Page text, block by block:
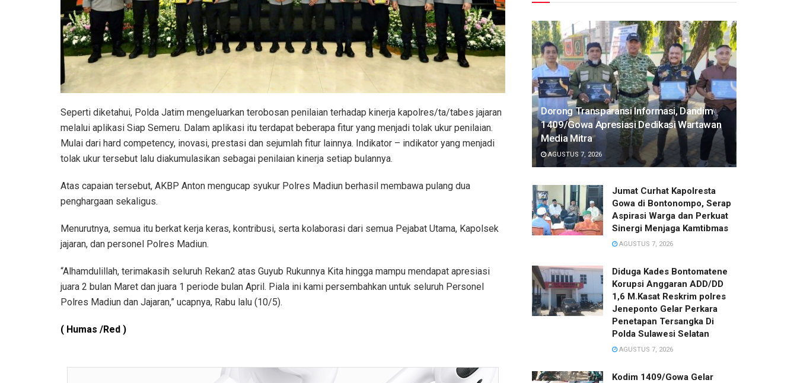
Seperti diketahui, Polda Jatim mengeluarkan terobosan penilaian terhadap kinerja kapolres/ta/tabes jajaran
melalui aplikasi Siap Semeru. Dalam aplikasi itu terdapat beberapa fitur yang menjadi tolak ukur penilaian.
Mulai dari hard competency, inovasi, prestasi dan sejumlah fitur lainnya. Indikator – indikator yang menjadi
tolak ukur tersebut lalu diakumulasikan sebagai penilaian kinerja setiap bulannya.
Atas capaian tersebut, AKBP Anton mengucap syukur Polres Madiun berhasil membawa pulang dua
penghargaan sekaligus.
Menurutnya, semua itu berkat kerja keras, kontribusi, serta kolaborasi dari semua Pejabat Utama, Kapolsek
jajaran, dan personel Polres Madiun.
“Alhamdulillah, terimakasih seluruh Rekan2 atas Guyub Rukunnya Kita hingga mampu mendapat apresiasi
juara 2 bulan Maret dan juara 1 periode bulan April. Piala ini kami persembahkan untuk seluruh Personel
Polres Madiun dan Jajaran,” ucapnya, Rabu lalu (10/5).
( Humas /Red )
Dorong Transparansi Informasi, Dandim
1409/Gowa Apresiasi Dedikasi Wartawan
Media Mitra
AGUSTUS 7, 2026
Jumat Curhat Kapolresta
Gowa di Bontonompo, Serap
Aspirasi Warga dan Perkuat
Sinergi Menjaga Kamtibmas
AGUSTUS 7, 2026
Diduga Kades Bontomatene
Korupsi Anggaran ADD/DD
1,6 M.Kasat Reskrim polres
Jeneponto Gelar Perkara
Penetapan Tersangka Di
Polda Sulawesi Selatan
AGUSTUS 7, 2026
Kodim 1409/Gowa Gelar